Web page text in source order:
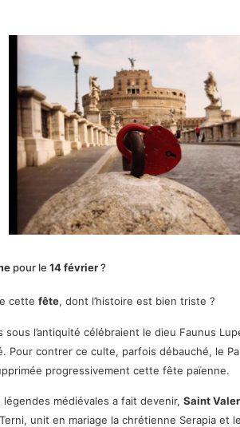
pour le 14 février?
cette fête, dont l’histoire est bien triste ?
l’antiquité célébraient le dieu Faunus
Pour contrer ce culte, parfois débauché, le
progressivement cette fête païenne.
médiévales a fait devenir, Saint
unit en mariage la chrétienne Serapia et